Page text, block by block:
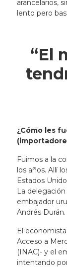
arancelarios,
lento pero
“El
¿Cómo les
Fuimos a la
los años. Allí
Estados
La
embajador
Andrés Durán.
El
Acceso a
(INAC)- y el
intentando